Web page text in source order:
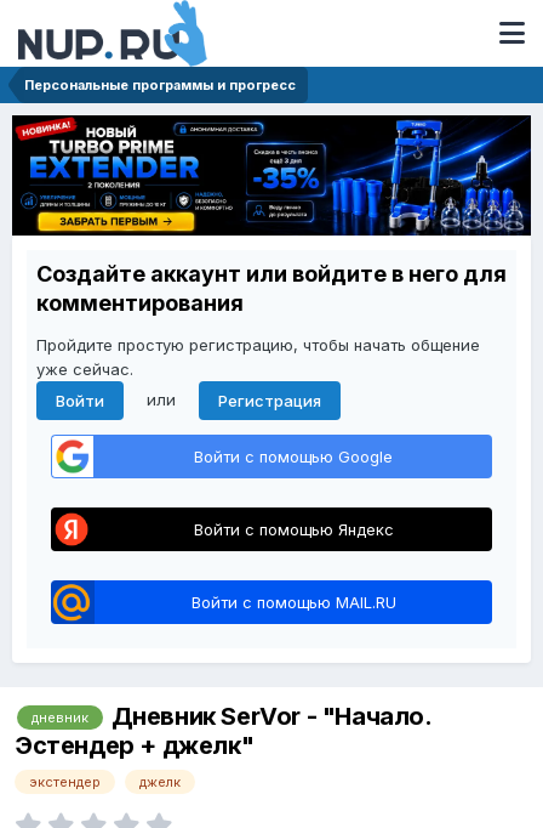
Персональные программы и прогресс
Создайте аккаунт или войдите в него для
комментирования
Пройдите простую регистрацию, чтобы начать общение
уже сейчас.
Войти
или Регистрация
Войти с помощью Google
Войти с помощью Яндекс
Войти с помощью MAIL.RU
дневник
Дневник SerVor - "Начало.
Эстендер + джелк"
экстендер джелк